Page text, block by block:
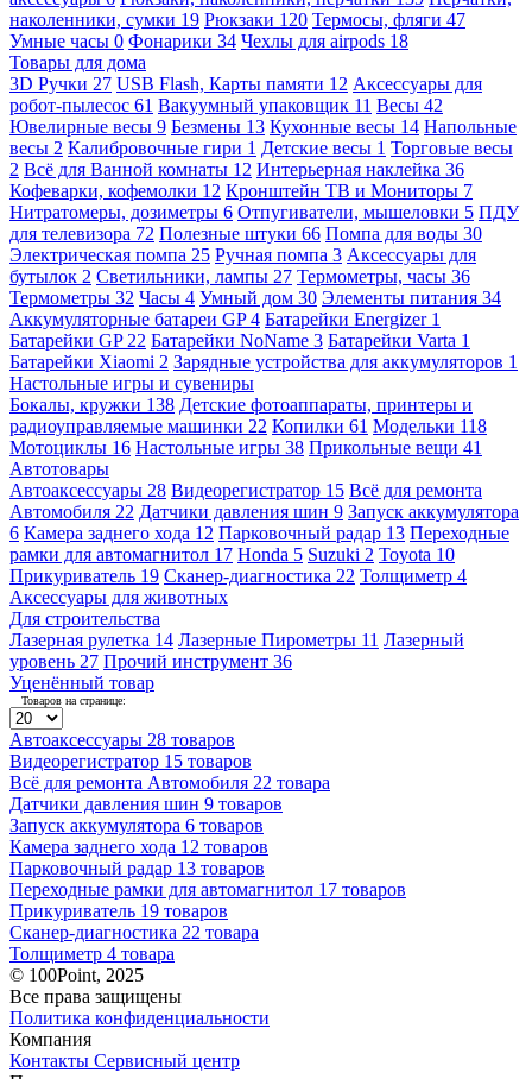
наколенники, сумки 19 Рюкзаки 120 Термосы, фляги 47
Умные часы 0 Фонарики 34 Чехлы для airpods 18
Товары для дома
3D Ручки 27 USB Flash, Карты памяти 12 Аксессуары для
робот-пылесос 61 Вакуумный упаковщик 11 Весы 42
Ювелирные весы 9 Безмены 13 Кухонные весы 14 Напольные
весы 2 Калибровочные гири 1 Детские весы 1 Торговые весы
2 Всё для Ванной комнаты 12 Интерьерная наклейка 36
Кофеварки, кофемолки 12 Кронштейн ТВ и Мониторы 7
Нитратомеры, дозиметры 6 Отпугиватели, мышеловки 5 ПДУ
для телевизора 72 Полезные штуки 66 Помпа для воды 30
Электрическая помпа 25 Ручная помпа 3 Аксессуары для
бутылок 2 Светильники, лампы 27 Термометры, часы 36
Термометры 32 Часы 4 Умный дом 30 Элементы питания 34
Аккумуляторные батареи GP4 Батарейки Energizer 1
Батарейки GP 22 Батарейки NoName 3 Батарейки Varta 1
Батарейки Xiaomi 2 Зарядные устройства для аккумуляторов 1
Настольные игры и сувениры
Бокалы, кружки 138 Детские фотоаппараты, принтеры и
радиоуправляемые машинки 22 Копилки 61 Модельки 118
Мотоциклы 16 Настольные игры 38 Прикольные вещи 41
Автотовары
Автоаксессуары 28 Видеорегистратор 15 Всё для ремонта
Автомобиля 22 Датчики давления шин 9 Запуск аккумулятора
6 Камера заднего хода 12 Парковочный радар 13 Переходные
рамки для автомагнитол 17 Honda 5 Suzuki 2 Toyota 10
Прикуриватель 19 Сканер-диагностика 22 Толщиметр 4
Аксессуары для животных
Для строительства
Лазерная рулетка 14 Лазерные Пирометры 11 Лазерный
уровень 27 Прочий инструмент 36
Уценённый товар
Товаров на странице:
Автоаксессуары 28 товаров
Видеорегистратор 15 товаров
Всё для ремонта Автомобиля 22 товара
Датчики давления шин 9 товаров
Запуск аккумулятора 6 товаров
Камера заднего хода 12 товаров
Парковочный радар 13 товаров
Переходные рамки для автомагнитол 17 товаров
Прикуриватель 19 товаров
Сканер-диагностика 22 товара
Толщиметр 4 товара
© 100Point, 2025
Все права защищены
Политика конфиденциальности
Компания
Контакты Сервисный центр